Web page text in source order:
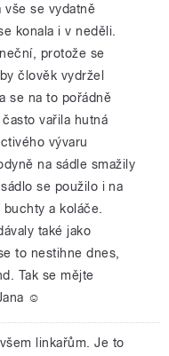
vše se vydatně
konala i v neděli.
protože se
člověk vydržel
se na to pořádně
vařila hutná
vývaru
na sádle smažily
se použilo i na
a koláče.
také jako
to nestihne dnes,
Tak se mějte
☺
linkařům. Je to